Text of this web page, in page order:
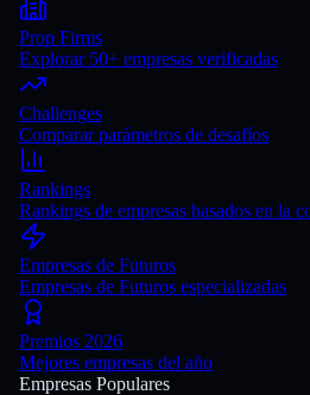
Prop Firms
Explorar 50+ empresas verificadas
Challenges
Comparar parámetros de desafíos
Rankings
Rankings de empresas basados en la
Empresas de Futuros
Empresas de Futuros especializadas
Premios 2026
Mejores empresas del año
Empresas Populares